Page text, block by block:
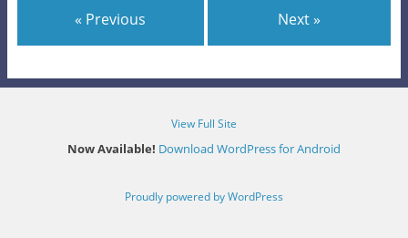
« Previous Next »
View Full Site
Now Available! Download WordPress for Android
Proudly powered by WordPress